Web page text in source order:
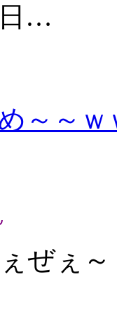
…
～～ｗ
ぜぇ～